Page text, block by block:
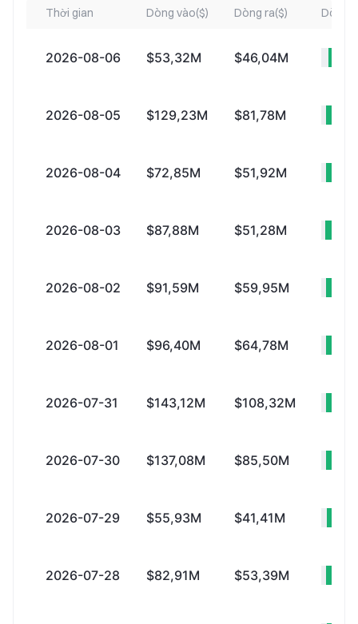
Thời gian Dòng vào($) Dòng ra($) Dòng
2026-08-06 $53,32M $46,04M
2026-08-05 $129,23M $81,78M
2026-08-04 $72,85M $51,92M
2026-08-03 $87,88M $51,28M
2026-08-02 $91,59M $59,95M
2026-08-01 $96,40M $64,78M
2026-07-31 $143,12M $108,32M
2026-07-30 $137,08M $85,50M
2026-07-29 $55,93M $41,41M
2026-07-28 $82,91M $53,39M